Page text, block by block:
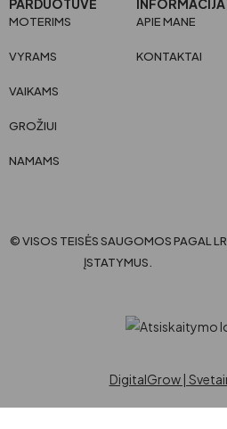
PARDUOTUVĖ
MOTERIMS
VYRAMS
VAIKAMS
GROŽIUI
NAMAMS
INFORMACIJA
APIE MANE
KONTAKTAI
© VISOS TEISĖS SAUGOMOS PAGAL LR
ĮSTATYMUS.
DigitalGrow |